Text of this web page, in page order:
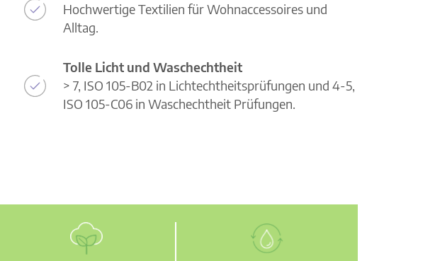
Hochwertige Textilien für Wohnaccessoires und
Alltag.
Tolle Licht und Waschechtheit
> 7, ISO 105-B02 in Lichtechtheitsprüfungen und 4-5,
ISO 105-C06 in Waschechtheit Prüfungen.